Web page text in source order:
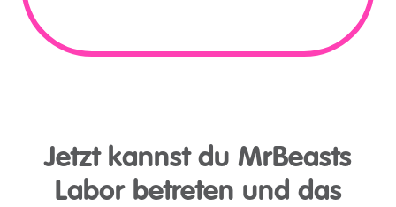
Jetzt kannst du MrBeasts
Labor betreten und das